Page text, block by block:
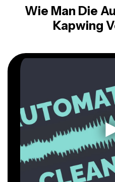
Wie Man Die
Kapwing